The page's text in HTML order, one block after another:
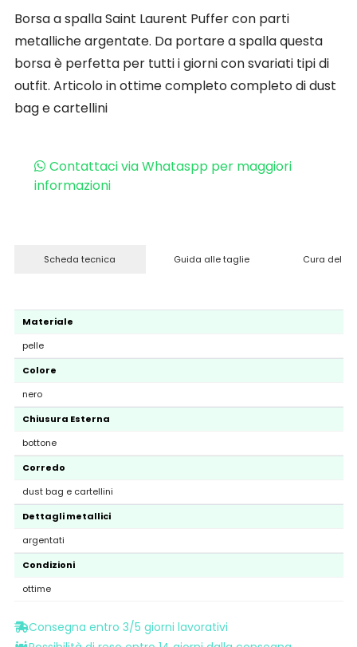
Borsa a spalla Saint Laurent Puffer con parti
metalliche argentate. Da portare a spalla questa
borsa è perfetta per tutti i giorni con svariati tipi di
outfit. Articolo in ottime completo completo di dust
bag e cartellini
Contattaci via Whataspp per maggiori
informazioni
Scheda tecnica Guida alle taglie Cura del
Materiale
pelle
Colore
nero
Chiusura Esterna
bottone
Corredo
dust bag e cartellini
Dettagli metallici
argentati
Condizioni
ottime
Consegna entro 3/5 giorni lavorativi